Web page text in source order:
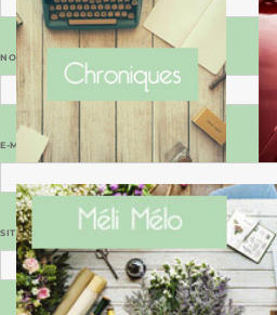
NOM
E-MAIL *
SITE WEB